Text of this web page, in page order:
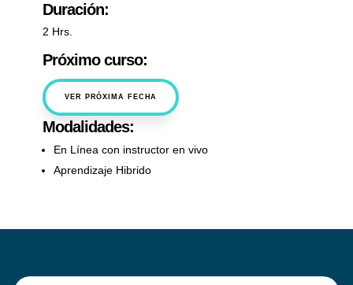
Duración:
2 Hrs.
Próximo curso:
VER PRÓXIMA FECHA
Modalidades:
En Línea con instructor en vivo
Aprendizaje Hibrido